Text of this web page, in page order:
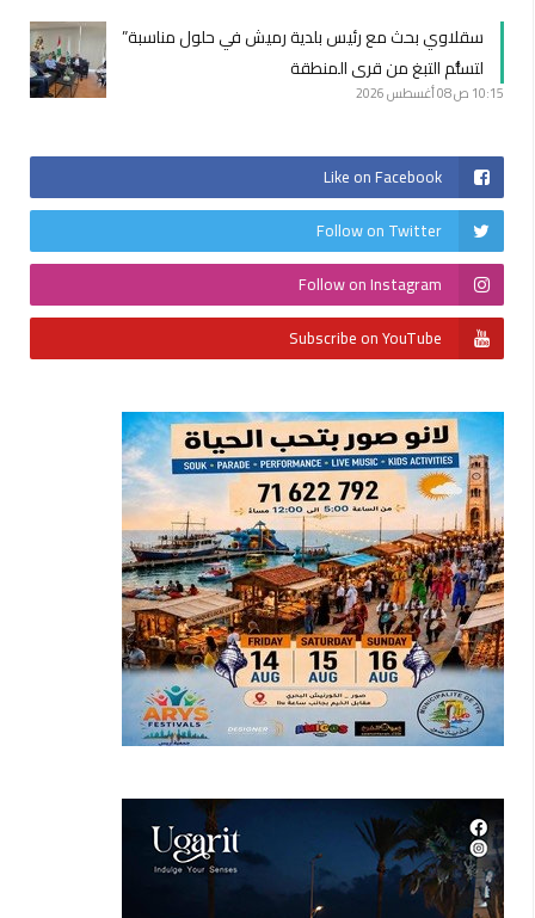
سقلاوي بحث مع رئيس بلدية رميش في حلول مناسبة”
لتسلُّم التبغ من قرى المنطقة
10:15 ص 08 أغسطس 2026
Like on Facebook
Follow on Twitter
Follow on Instagram
Subscribe on YouTube